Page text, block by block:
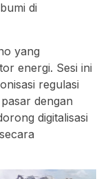
di
yang
energi. Sesi ini
regulasi
dengan
digitalisasi